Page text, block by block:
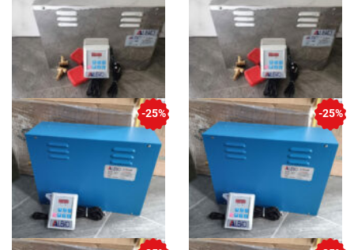
Máy xông hơi ướt Aleko
HA90-S điều khiển cảm
ứng
Công suất: 9KW
9.000.000 VND
12.000.000 VND
Máy xông hơi ướt Aleko
HA60-S điều khiển cảm
ứng
Công suất: 6KW
8.531.000 VND
11.375.000 VND
-25% -25%